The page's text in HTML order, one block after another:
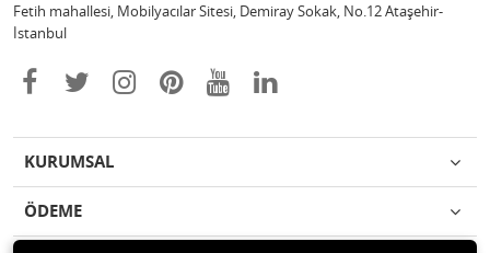
Fetih mahallesi, Mobilyacılar Sitesi, Demiray Sokak, No.12 Ataşehir-
İstanbul
KURUMSAL
ÖDEME